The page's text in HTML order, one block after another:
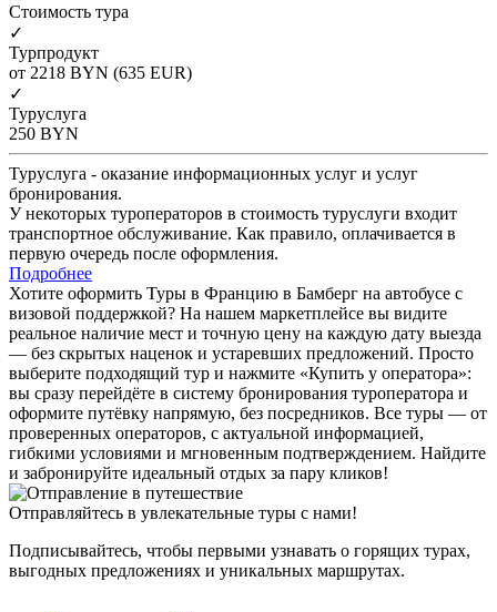
Cтоимость тура
✓
Турпродукт
от 2218 BYN (635 EUR)
✓
Туруслуга
250 BYN
Туруслуга - оказание информационных услуг и услуг
бронирования.
У некоторых туроператоров в стоимость туруслуги входит
транспортное обслуживание. Как правило, оплачивается в
первую очередь после оформления.
Подробнее
Хотите оформить Туры в Францию в Бамберг на автобусе с
визовой поддержкой? На нашем маркетплейсе вы видите
реальное наличие мест и точную цену на каждую дату выезда
— без скрытых наценок и устаревших предложений. Просто
выберите подходящий тур и нажмите «Купить у оператора»:
вы сразу перейдёте в систему бронирования туроператора и
оформите путёвку напрямую, без посредников. Все туры — от
проверенных операторов, с актуальной информацией,
гибкими условиями и мгновенным подтверждением. Найдите
и забронируйте идеальный отдых за пару кликов!
Отправляйтесь в увлекательные туры с нами!
Подписывайтесь, чтобы первыми узнавать о горящих турах,
выгодных предложениях и уникальных маршрутах.